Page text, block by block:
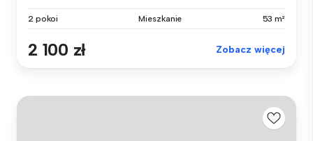
2 pokoi Mieszkanie 53 m²
2 100 zł Zobacz więcej